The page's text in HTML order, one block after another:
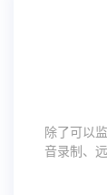
除了可以
音录制、